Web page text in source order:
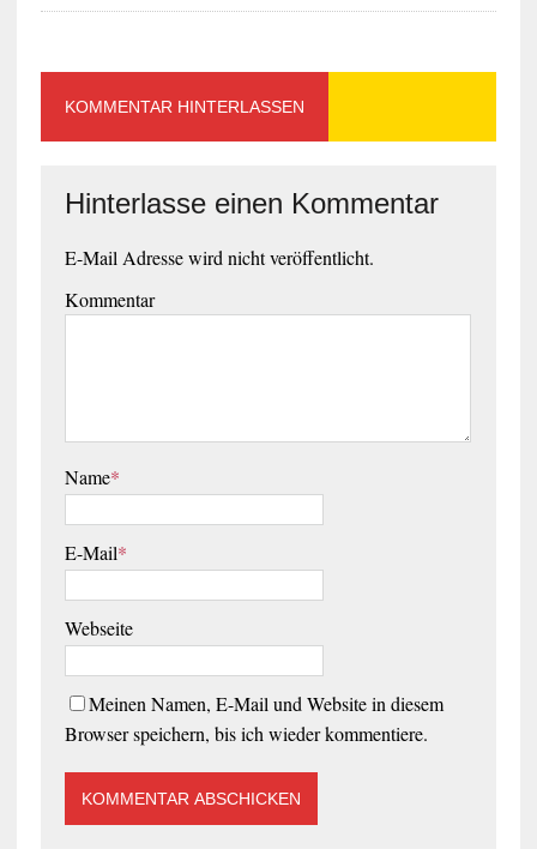
KOMMENTAR HINTERLASSEN
Hinterlasse einen Kommentar
E-Mail Adresse wird nicht veröffentlicht.
Kommentar
Name*
E-Mail*
Webseite
Meinen Namen, E-Mail und Website in diesem
Browser speichern, bis ich wieder kommentiere.